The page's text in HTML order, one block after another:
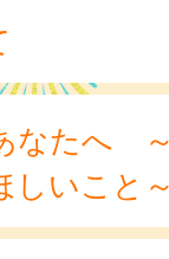
なたへ
しいこと